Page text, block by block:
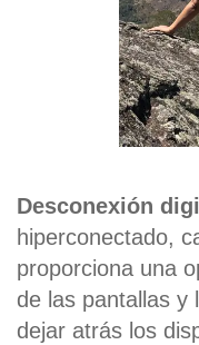
Desconexión
hiperconectado,
proporciona una
de las pantallas y
dejar atrás los